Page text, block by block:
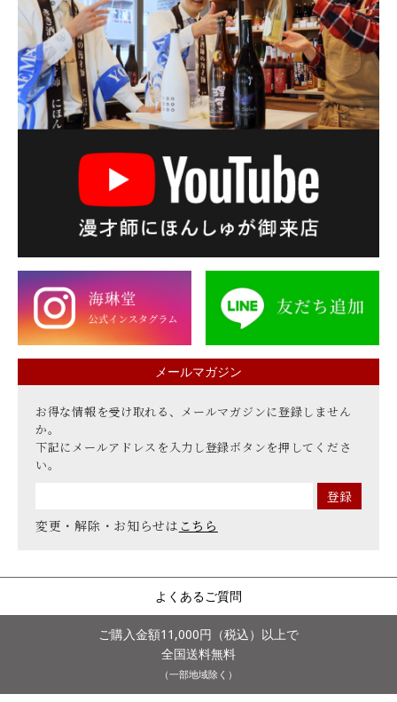
メールマガジン
お得な情報を受け取れる、メールマガジンに登録しません
か。
下記にメールアドレスを入力し登録ボタンを押してくださ
い。
変更・解除・お知らせは こちら
よくあるご質問
ご購入金額11,000円（税込）以上で
全国送料無料
（一部地域除く）